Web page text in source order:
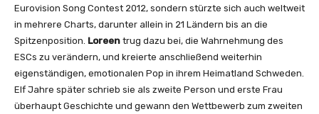
&
T
a
t
t
o
o
Eurovision Song Contest 2012, sondern stürzte sich auch weltweit
in mehrere Charts, darunter allein in 21 Ländern bis an die
Spitzenposition. Loreen trug dazu bei, die Wahrnehmung des
ESCs zu verändern, und kreierte anschließend weiterhin
eigenständigen, emotionalen Pop in ihrem Heimatland Schweden.
Elf Jahre später schrieb sie als zweite Person und erste Frau
überhaupt Geschichte und gewann den Wettbewerb zum zweiten